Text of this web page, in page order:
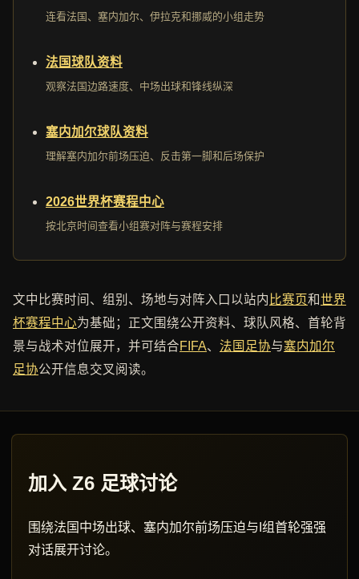
连看法国、塞内加尔、伊拉克和挪威的小组走势
法国球队资料
观察法国边路速度、中场出球和锋线纵深
塞内加尔球队资料
理解塞内加尔前场压迫、反击第一脚和后场保护
2026世界杯赛程中心
按北京时间查看小组赛对阵与赛程安排
文中比赛时间、组别、场地与对阵入口以站内 比赛页和世界
杯赛程中心为基础；正文围绕公开资料、球队风格、首轮背
景与战术对位展开，并可结合FIFA、 法国足协与塞内加尔
足协公开信息交叉阅读。
加入 Z6 足球讨论
围绕法国中场出球、塞内加尔前场压迫与I组首轮强强
对话展开讨论。